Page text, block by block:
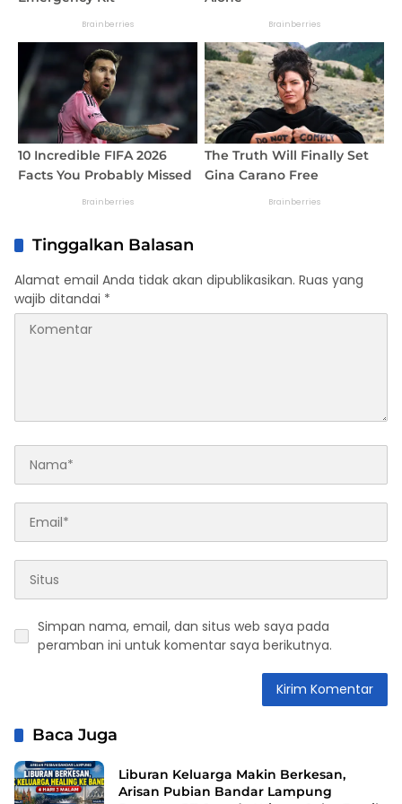
Tinggalkan Balasan
Alamat email Anda tidak akan dipublikasikan. Ruas yang
wajib ditandai *
Simpan nama, email, dan situs web saya pada
peramban ini untuk komentar saya berikutnya.
Baca Juga
Liburan Keluarga Makin Berkesan,
Arisan Pubian Bandar Lampung